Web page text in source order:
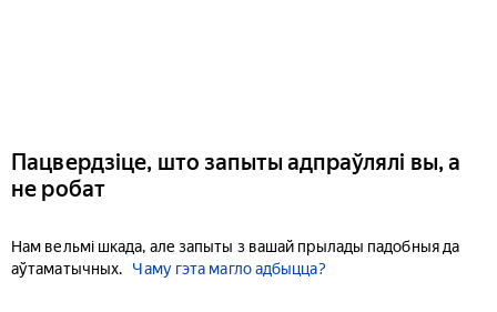
Пацвердзіце, што запыты адпраўлялі вы, а
не робат
Нам вельмі шкада, але запыты з вашай прылады падобныя да
аўтаматычных.
Чаму гэта магло адбыцца?